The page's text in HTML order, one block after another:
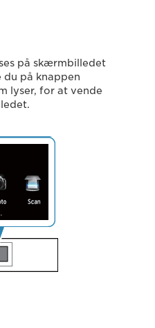
på skærmbilledet
du på knappen
lyser, for at vende